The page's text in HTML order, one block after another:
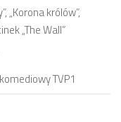
„Korona królów”,
„The Wall”
TVP1